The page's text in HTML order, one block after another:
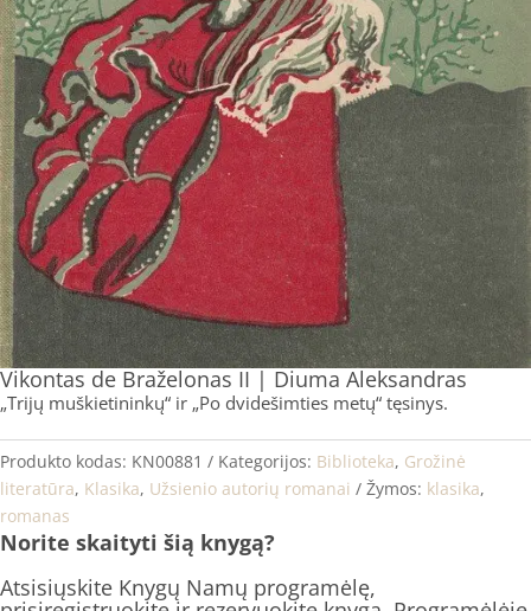
Vikontas de Braželonas II | Diuma Aleksandras
„Trijų muškietininkų“ ir „Po dvidešimties metų“ tęsinys.
Produkto kodas: KN00881 Kategorijos: Biblioteka, Grožinė
literatūra, Klasika, Užsienio autorių romanai Žymos: klasika,
romanas
Norite skaityti šią knygą?
Atsisiųskite Knygų Namų programėlę,